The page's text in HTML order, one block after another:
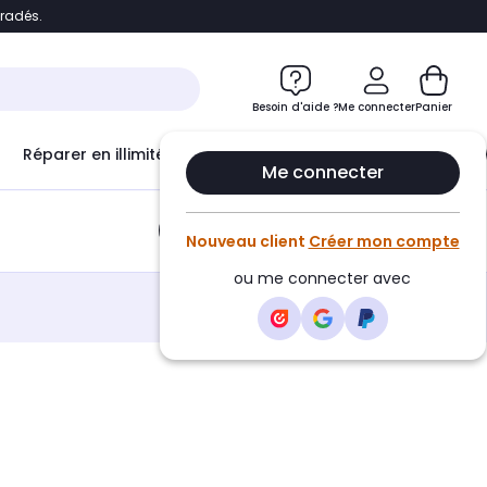
Accéder directement au chatbot
Besoin d'aide ?Me connecter
Me connecter
Nouveau client Créer mon compte
ou me connecter avec
Panier
Réparer en illimité avec Le Club Infinity
Ajouter au panier